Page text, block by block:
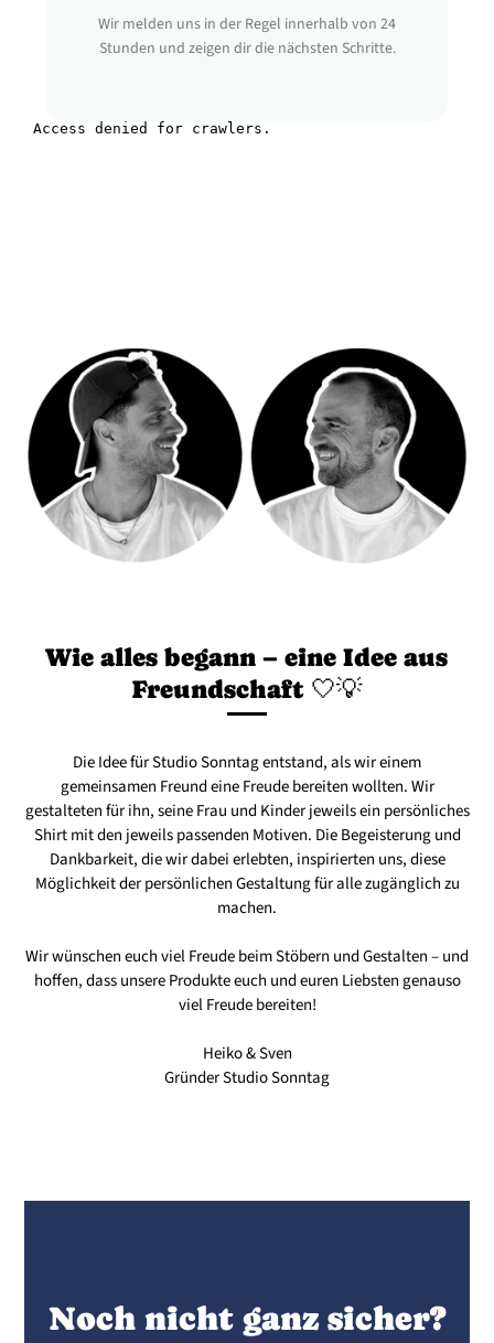
Wir melden uns in der Regel innerhalb von 24
Stunden und zeigen dir die nächsten Schritte.
Wie alles begann – eine Idee aus
Freundschaft 🤍💡
Die Idee für Studio Sonntag entstand, als wir einem
gemeinsamen Freund eine Freude bereiten wollten. Wir
gestalteten für ihn, seine Frau und Kinder jeweils ein persönliches
Shirt mit den jeweils passenden Motiven. Die Begeisterung und
Dankbarkeit, die wir dabei erlebten, inspirierten uns, diese
Möglichkeit der persönlichen Gestaltung für alle zugänglich zu
machen.
Wir wünschen euch viel Freude beim Stöbern und Gestalten – und
hoffen, dass unsere Produkte euch und euren Liebsten genauso
viel Freude bereiten!
Heiko & Sven
Gründer Studio Sonntag
Noch nicht ganz sicher?